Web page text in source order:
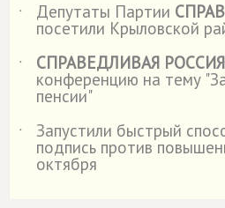
˙
Депутаты Партии
посетили Крыловской
˙
СПРАВЕДЛИВАЯ РОССИЯ
конференцию на тему
пенсии"
˙
Запустили быстрый
подпись против
октября